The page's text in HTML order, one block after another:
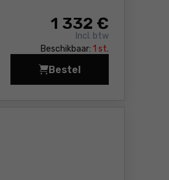
1 332 €
Incl. btw
Beschikbaar: 1 st.
Bestel
Snoeischaar - Accu